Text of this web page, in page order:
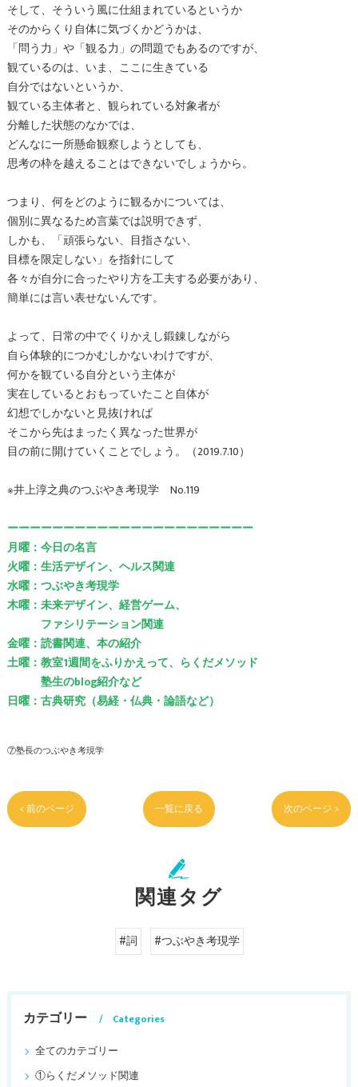
そして、そういう風に仕組まれているというか
そのからくり自体に気づくかどうかは、
「問う力」や「観る力」の問題でもあるのですが、
観ているのは、いま、ここに生きている
自分ではないというか、
観ている主体者と、観られている対象者が
分離した状態のなかでは、
どんなに一所懸命観察しようとしても、
思考の枠を越えることはできないでしょうから。
つまり、何をどのように観るかについては、
個別に異なるため言葉では説明できず、
しかも、「頑張らない、目指さない、
目標を限定しない」を指針にして
各々が自分に合ったやり方を工夫する必要があり、
簡単には言い表せないんです。
よって、日常の中でくりかえし鍛錬しながら
自ら体験的につかむしかないわけですが、
何かを観ている自分という主体が
実在しているとおもっていたこと自体が
幻想でしかないと見抜ければ
そこから先はまったく異なった世界が
目の前に開けていくことでしょう。（2019.7.10）
※井上淳之典のつぶやき考現学 No.119
ーーーーーーーーーーーーーーーーーーーーーー
月曜：今日の名言
火曜：生活デザイン、ヘルス関連
水曜：つぶやき考現学
木曜：未来デザイン、経営ゲーム、
ファシリテーション関連
金曜：読書関連、本の紹介
土曜：教室1週間をふりかえって、らくだメソッド
塾生のblog紹介など
日曜：古典研究（易経・仏典・論語など）
⑦塾長のつぶやき考現学
< 前のページ 一覧に戻る 次のページ >
関連タグ
#詞 #つぶやき考現学
カテゴリー
Categories
全てのカテゴリー
①らくだメソッド関連